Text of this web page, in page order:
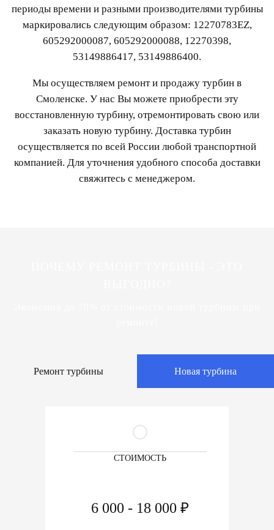
периоды времени и разными производителями турбины
маркировались следующим образом: 12270783EZ,
605292000087, 605292000088, 12270398,
53149886417, 53149886400.
Мы осуществляем ремонт и продажу турбин в
Смоленске. У нас Вы можете приобрести эту
восстановленную турбину, отремонтировать свою или
заказать новую турбину. Доставка турбин
осуществляется по всей России любой транспортной
компанией. Для уточнения удобного способа доставки
свяжитесь с менеджером.
Ремонт турбины Новая турбина
СТОИМОСТЬ
6 000 - 18 000 ₽